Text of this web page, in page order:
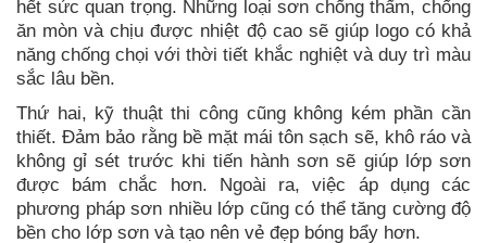
hết sức quan trọng. Những loại sơn chống thấm, chống
ăn mòn và chịu được nhiệt độ cao sẽ giúp logo có khả
năng chống chọi với thời tiết khắc nghiệt và duy trì màu
sắc lâu bền.
Thứ hai, kỹ thuật thi công cũng không kém phần cần
thiết. Đảm bảo rằng bề mặt mái tôn sạch sẽ, khô ráo và
không gỉ sét trước khi tiến hành sơn sẽ giúp lớp sơn
được bám chắc hơn. Ngoài ra, việc áp dụng các
phương pháp sơn nhiều lớp cũng có thể tăng cường độ
bền cho lớp sơn và tạo nên vẻ đẹp bóng bẩy hơn.